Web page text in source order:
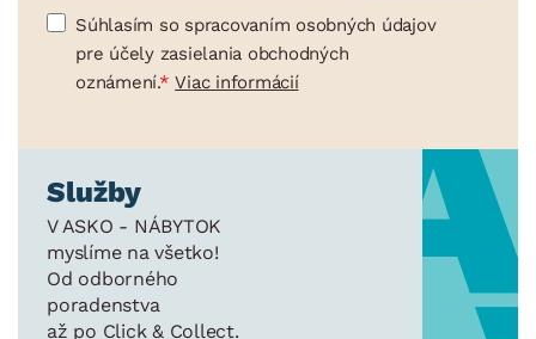
Súhlasím so spracovaním osobných údajov
pre účely zasielania obchodných
oznámení.
Viac informácií
Služby
V ASKO - NÁBYTOK
myslíme na všetko!
Od odborného
poradenstva
až po Click & Collect.